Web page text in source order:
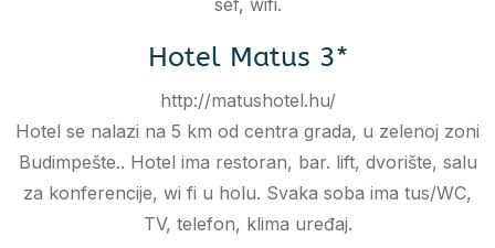
Hotel Matus 3*
http://matushotel.hu/
Hotel se nalazi na 5 km od centra grada, u zelenoj zoni
Budimpešte.. Hotel ima restoran, bar. lift, dvorište, salu
za konferencije, wi fi u holu. Svaka soba ima tus/WC,
TV, telefon, klima uređaj.